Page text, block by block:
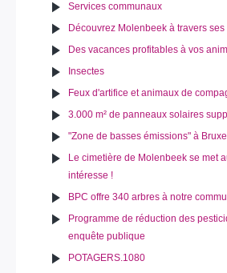
Services communaux
Découvrez Molenbeek à travers
Des vacances profitables à vos
Insectes
Feux d'artifice et animaux de
3.000 m² de panneaux solaires
"Zone de basses émissions" à
Le cimetière de Molenbeek se met
intéresse !
BPC offre 340 arbres à notre
Programme de réduction des
enquête publique
POTAGERS.1080